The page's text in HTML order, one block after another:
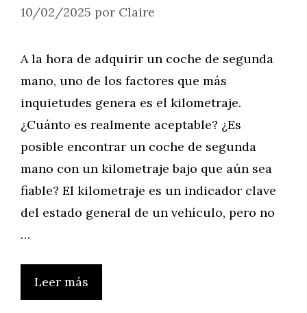
10/02/2025 por Claire
A la hora de adquirir un coche de segunda
mano, uno de los factores que más
inquietudes genera es el kilometraje.
¿Cuánto es realmente aceptable? ¿Es
posible encontrar un coche de segunda
mano con un kilometraje bajo que aún sea
fiable? El kilometraje es un indicador clave
del estado general de un vehículo, pero no
…
Leer más